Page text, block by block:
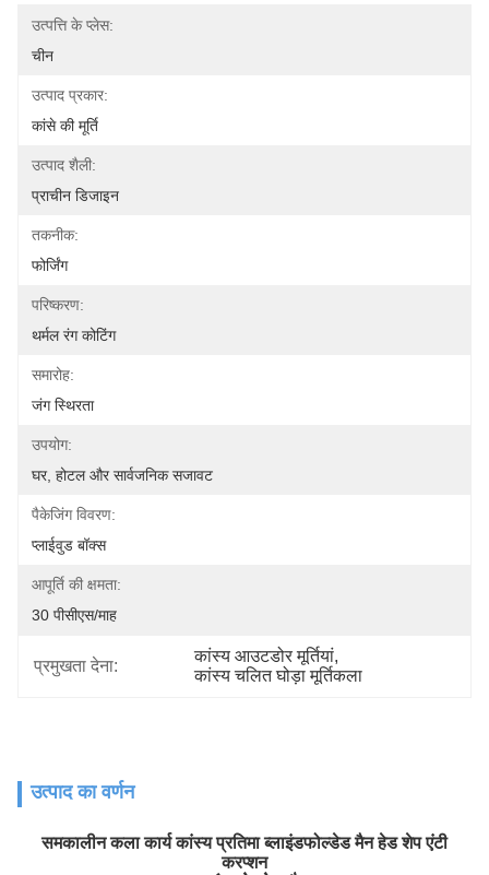
उत्पत्ति के प्लेस:
चीन
उत्पाद प्रकार:
कांसे की मूर्ति
उत्पाद शैली:
प्राचीन डिजाइन
तकनीक:
फोर्जिंग
परिष्करण:
थर्मल रंग कोटिंग
समारोह:
जंग स्थिरता
उपयोग:
घर, होटल और सार्वजनिक सजावट
पैकेजिंग विवरण:
प्लाईवुड बॉक्स
आपूर्ति की क्षमता:
30 पीसीएस/माह
प्रमुखता देना:
कांस्य आउटडोर मूर्तियां,
कांस्य चलित घोड़ा मूर्तिकला
उत्पाद का वर्णन
समकालीन कला कार्य कांस्य प्रतिमा ब्लाइंडफोल्डेड मैन हेड शेप एंटी
करप्शन